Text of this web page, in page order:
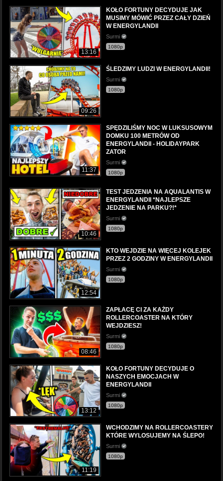
13:16
KOŁO FORTUNY DECYDUJE JAK
MUSIMY MÓWIĆ PRZEZ CAŁY DZIEŃ
W ENERGYLANDII
Surmi
1080p
09:26
ŚLEDZIMY LUDZI W ENERGYLANDII!
Surmi
1080p
11:37
SPĘDZILIŚMY NOC W LUKSUSOWYM
DOMKU 100 METRÓW OD
ENERGYLANDII - HOLIDAYPARK
ZATOR
Surmi
1080p
10:46
TEST JEDZENIA NA AQUALANTIS W
ENERGYLANDII *NAJLEPSZE
JEDZENIE NA PARKU?!*
Surmi
1080p
12:54
KTO WEJDZIE NA WIĘCEJ KOLEJEK
PRZEZ 2 GODZINY W ENERGYLANDII
Surmi
1080p
08:46
ZAPŁACĘ CI ZA KAŻDY
ROLLERCOASTER NA KTÓRY
WEJDZIESZ!
Surmi
1080p
13:12
KOŁO FORTUNY DECYDUJE O
NASZYCH EMOCJACH W
ENERGYLANDII
Surmi
1080p
11:19
WCHODZIMY NA ROLLERCOASTERY
KTÓRE WYLOSUJEMY NA ŚLEPO!
Surmi
1080p